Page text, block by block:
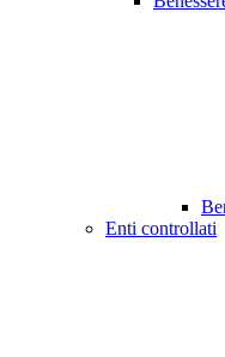
Enti controllati